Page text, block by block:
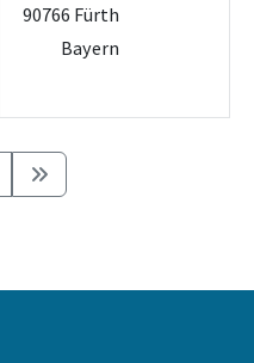
90766 Fürth
Bayern